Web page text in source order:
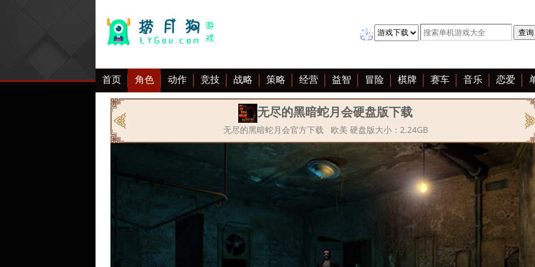
首页 角色 动作 竞技 战略 策略 经营 益智 冒险 棋牌 赛车 音乐 恋爱
大全
无尽的黑暗蛇月会硬盘版下载
无尽的黑暗蛇月会官方下载 欧美 硬盘版大小：2.24GB